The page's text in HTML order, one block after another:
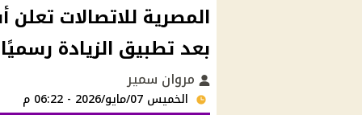
المصرية للاتصالات تعلن
بعد تطبيق الزيادة رسميًا
مروان سمير
الخميس 07/مايو/2026 - 06:22 م